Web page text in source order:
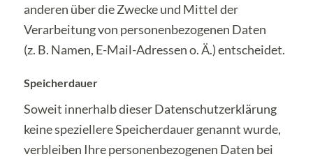
anderen über die Zwecke und Mittel der
Verarbeitung von personenbezogenen Daten
(z. B. Namen, E-Mail-Adressen o. Ä.) entscheidet.
Speicherdauer
Soweit innerhalb dieser Datenschutzerklärung
keine speziellere Speicherdauer genannt wurde,
verbleiben Ihre personenbezogenen Daten bei